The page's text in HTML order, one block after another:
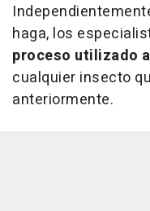
haga, los
proceso utilizado
cualquier insecto
anteriormente.